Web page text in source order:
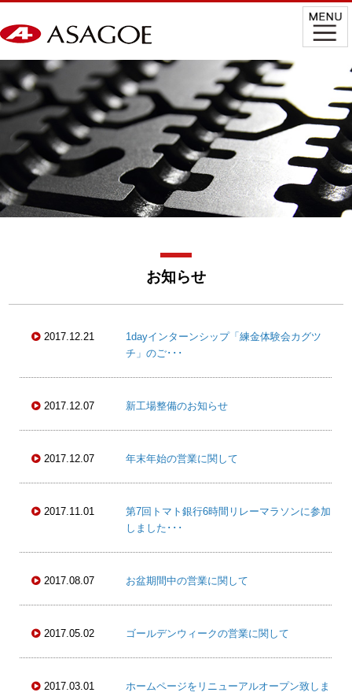
お知らせ
2017.12.21
1dayインターンシップ「練金体験会カグツ
チ」のご･･･
2017.12.07 新工場整備のお知らせ
2017.12.07 年末年始の営業に関して
2017.11.01
第7回トマト銀行6時間リレーマラソンに参加
しました･･･
2017.08.07 お盆期間中の営業に関して
2017.05.02 ゴールデンウィークの営業に関して
2017.03.01
ホームページをリニューアルオープン致しま